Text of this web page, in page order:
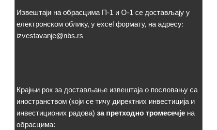
Извештаји на обрасцима П-1 и О-1 се достављају у
електронском облику, у excel формату, на адресу:
izvestavanje@nbs.rs
Крајњи рок за достављање извештаја о пословању са
иностранством (који се тичу директних инвестиција и
инвестиционих радова) за претходно тромесечје на
обрасцима: